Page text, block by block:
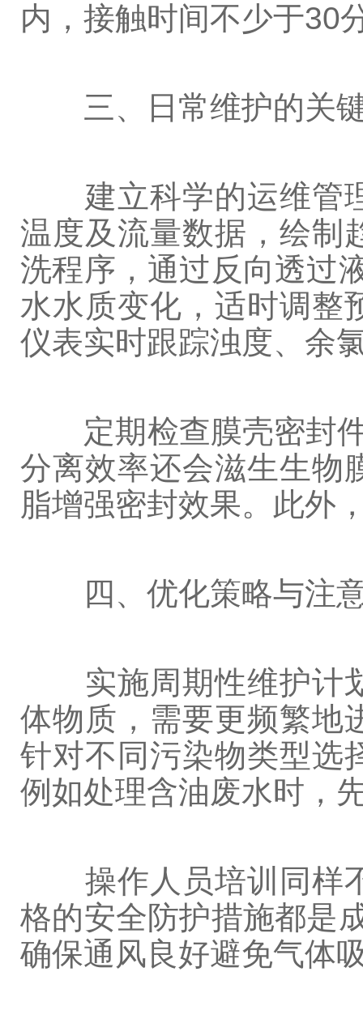
内，接触时间不少于30
三、日常维护的关
建立科学的运维管理
温度及流量数据，绘制
洗程序，通过反向透过
水水质变化，适时调整
仪表实时跟踪浊度、余
定期检查膜壳密封件
分离效率还会滋生生物
脂增强密封效果。此外
四、优化策略与注
实施周期性维护计划
体物质，需要更频繁地
针对不同污染物类型选
例如处理含油废水时，
操作人员培训同样不
格的安全防护措施都是
确保通风良好避免气体